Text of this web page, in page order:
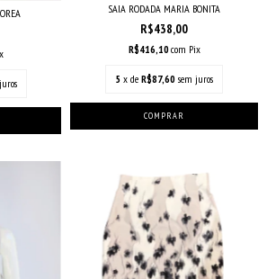
SAIA RODADA MARIA BONITA
R$438,00
R$416,10com Pix
5 x de R$87,60 sem juros